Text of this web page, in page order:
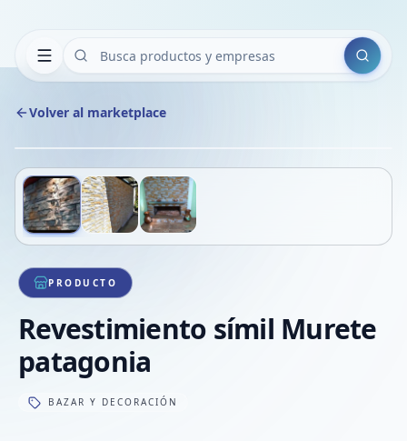
Buscar
Volver al marketplace
1/3
PRODUCTO
Revestimiento símil Murete
patagonia
BAZAR Y DECORACIÓN